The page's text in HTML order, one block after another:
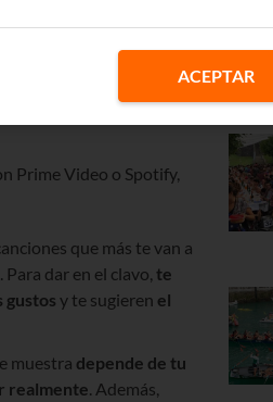
las plataformas de
Prime Video o Spotify,
que más te van a
dar en el clavo, te
gustos y te sugieren el
muestra depende de tu
realmente . Además,
ACEPTAR